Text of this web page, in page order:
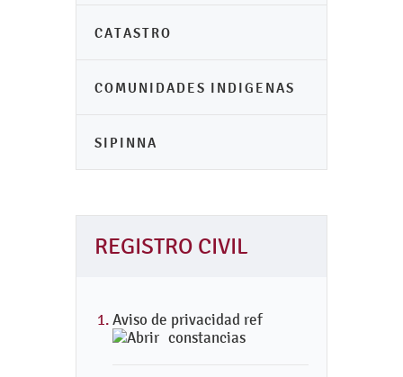
CATASTRO
COMUNIDADES INDIGENAS
SIPINNA
REGISTRO CIVIL
Aviso de privacidad ref
constancias